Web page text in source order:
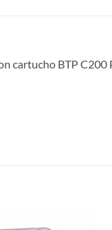
cartucho BTP C200